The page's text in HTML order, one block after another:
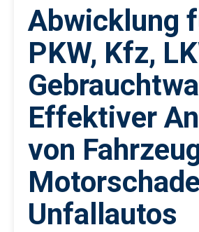
Abwicklung
PKW, Kfz,
Effektiver
von
Unfallautos